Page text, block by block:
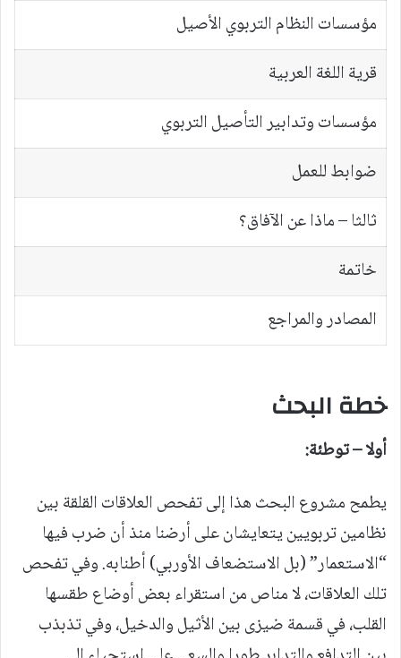
مؤسسات النظام التربوي الأصيل
قرية اللغة العربية
مؤسسات وتدابير التأصيل التربوي
ضوابط للعمل
ثالثا – ماذا عن الآفاق؟
خاتمة
المصادر والمراجع
خطة البحث
أولا – توطئة:
يطمح مشروع البحث هذا إلى تفحص العلاقات القلقة بين
نظامين تربويين يتعايشان على أرضنا منذ أن ضرب فيها
“الاستعمار” (بل الاستضعاف الأوربي) أطنابه. وفي تفحص
تلك العلاقات، لا مناص من استقراء بعض أوضاع طقسها
القلب، في قسمة ضيزى بين الأثيل والدخيل، وفي تذبذب